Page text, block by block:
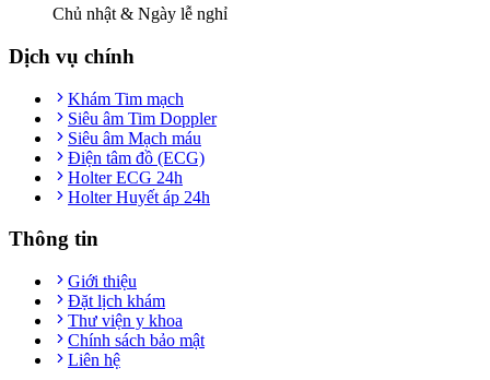
Chủ nhật & Ngày lễ nghỉ
Dịch vụ chính
Khám Tim mạch
Siêu âm Tim Doppler
Siêu âm Mạch máu
Điện tâm đồ (ECG)
Holter ECG 24h
Holter Huyết áp 24h
Thông tin
Giới thiệu
Đặt lịch khám
Thư viện y khoa
Chính sách bảo mật
Liên hệ